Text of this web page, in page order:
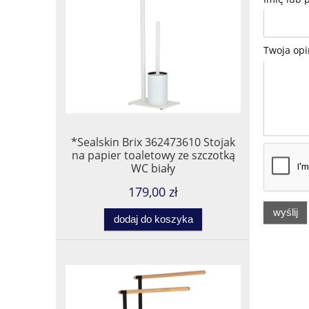
*Sealskin Brix 362473610 Stojak
na papier toaletowy ze szczotką
WC biały
179,00 zł
dodaj do koszyka
Twoja
wyślij